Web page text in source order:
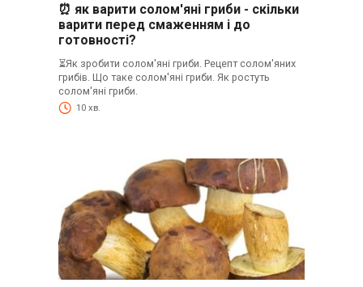
⏰ як варити солом'яні гриби - скільки
варити перед смаженням і до
готовності?
⏳Як зробити солом'яні гриби. Рецепт солом'яних
грибів. Що таке солом'яні гриби. Як ростуть
солом'яні гриби.
10 хв.